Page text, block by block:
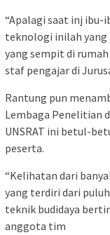
“Apalagi saat inj ibu-
teknologi inilah yang
yang sempit di
staf pengajar di
Rantung pun
Lembaga Penelitian
UNSRAT ini betul-
peserta.
“Kelihatan dari
yang terdiri dari
teknik budidaya
anggota tim